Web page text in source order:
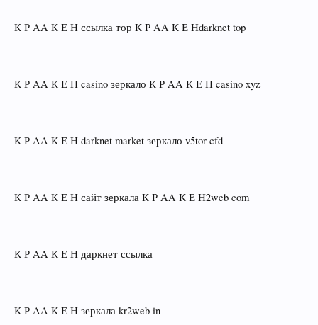
К Р AA К Е Н ссылка тор К Р AA К Е Нdarknet top
К Р AA К Е Н casino зеркало К Р AA К Е Н casino xyz
К Р AA К Е Н darknet market зеркало v5tor cfd
К Р AA К Е Н сайт зеркала К Р AA К Е Н2web com
К Р AA К Е Н даркнет ссылка
К Р AA К Е Н зеркала kr2web in